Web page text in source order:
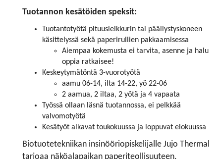
Tuotannon kesätöiden speksit:
Tuotantotyötä pituusleikkurin tai päällystyskoneen
käsittelyssä sekä paperirullien pakkaamisessa
Aiempaa kokemusta ei tarvita, asenne ja halu
oppia ratkaisee!
Keskeytymätöntä 3-vuorotyötä
aamu 06-14, ilta 14-22, yö 22-06
2 aamua, 2 iltaa, 2 yötä ja 4 vapaata
Työssä ollaan läsnä tuotannossa, ei pelkkää
valvomotyötä
Kesätyöt alkavat toukokuussa ja loppuvat elokuussa
Biotuotetekniikan insinööriopiskelijalle Jujo Thermal
tarjoaa näköalapaikan paperiteollisuuteen.